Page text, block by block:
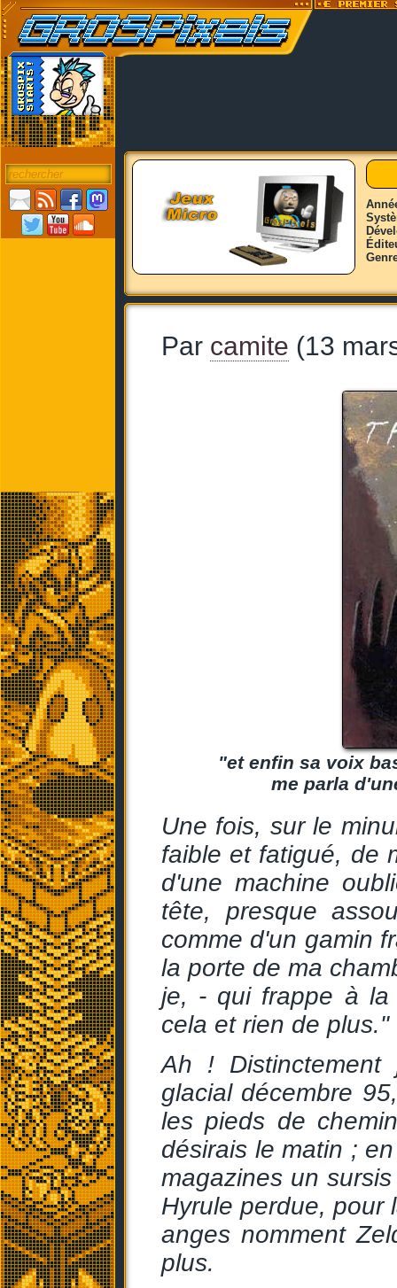
Par camite (13
"et enfin sa voix
me parla
Une fois, sur le
faible et fatigué, de
d'une machine
tête, presque
comme d'un gamin
la porte de ma
je, - qui frappe à la
cela et rien de plus."
Ah !
glacial décembre
les pieds de
désirais le matin ;
magazines un
Hyrule perdue, pour
anges nomment
plus.